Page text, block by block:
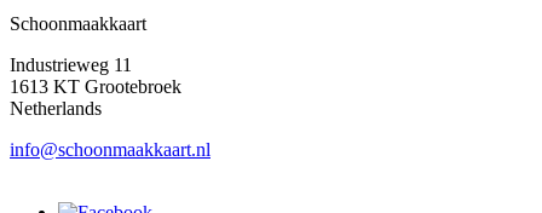
Schoonmaakkaart
Industrieweg 11
1613 KT Grootebroek
Netherlands
info@schoonmaakkaart.nl